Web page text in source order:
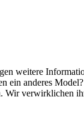
weitere
ein anderes
Wir verwirklichen